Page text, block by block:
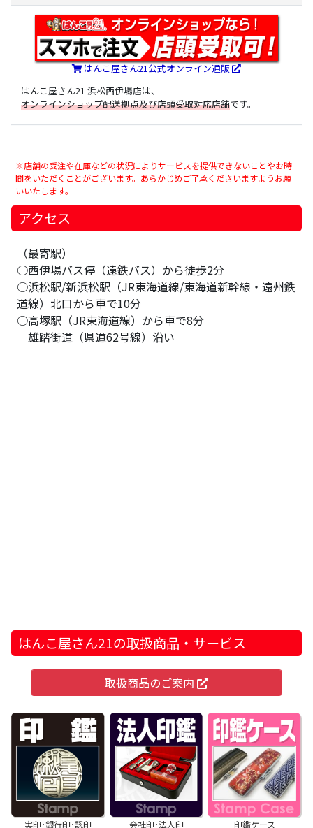
はんこ屋さん21公式オンライン通販
はんこ屋さん21 浜松西伊場店は、
オンラインショップ配送拠点及び店頭受取対応店舗です。
※店舗の受注や在庫などの状況によりサービスを提供できないことやお時
間をいただくことがございます。あらかじめご了承くださいますようお願
いいたします。
アクセス
（最寄駅）
○西伊場バス停（遠鉄バス）から徒歩2分
○浜松駅/新浜松駅（JR東海道線/東海道新幹線・遠州鉄
道線）北口から車で10分
○高塚駅（JR東海道線）から車で8分
雄踏街道（県道62号線）沿い
はんこ屋さん21の取扱商品・サービス
取扱商品のご案内
実印･銀行印･認印 会社印･法人印 印鑑ケース